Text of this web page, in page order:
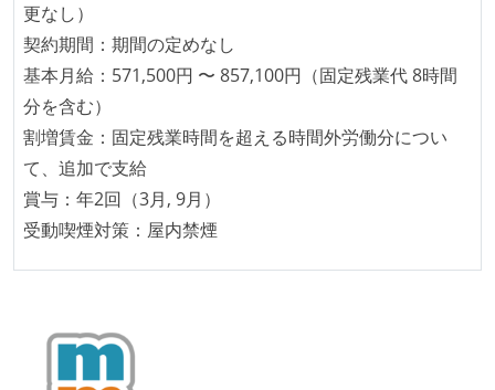
メンバーの多様性
外国籍の開発メンバーがいる
待遇・福利厚生
入社時には、各自希望のスペックの PC やディスプレ
イが支給される
職業安定法に対応する記載事項
【フレックスタイム制を適応している】
更なし）
契約期間：期間の定めなし
基本月給：571,500円 〜 857,100円（固定残業代 8時間
分を含む）
割増賃金：固定残業時間を超える時間外労働分につい
て、追加で支給
賞与：年2回（3月, 9月）
受動喫煙対策：屋内禁煙